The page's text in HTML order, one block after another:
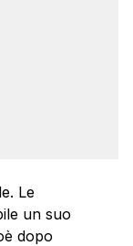
Le
un suo
dopo